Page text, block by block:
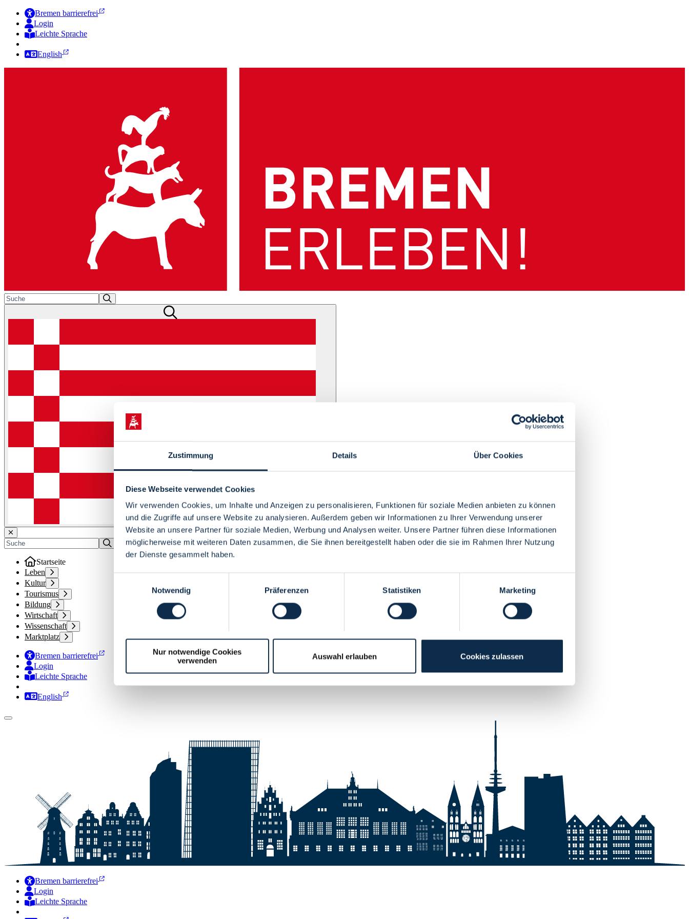
Zustimmung Details Über Cookies
Diese Webseite verwendet Cookies
Wir verwenden Cookies, um Inhalte und Anzeigen zu personalisieren, Funktionen für soziale Medien anbieten zu können
und die Zugriffe auf unsere Website zu analysieren. Außerdem geben wir Informationen zu Ihrer Verwendung unserer
Website an unsere Partner für soziale Medien, Werbung und Analysen weiter. Unsere Partner führen diese Informationen
möglicherweise mit weiteren Daten zusammen, die Sie ihnen bereitgestellt haben oder die sie im Rahmen Ihrer Nutzung
der Dienste gesammelt haben.
Notwendig
Präferenzen Statistiken Marketing
Nur notwendige Cookies
verwenden
Auswahl erlauben Cookies zulassen
Bremen barrierefrei
Login
Leichte Sprache
English
Menü
Startseite
Leben
Kultur
Tourismus
Bildung
Wirtschaft
Wissenschaft
Marktplatz
Bremen barrierefrei
Login
Leichte Sprache
Zur Deutschen Gebärdensprache
English
Bremen barrierefrei
Login
Leichte Sprache